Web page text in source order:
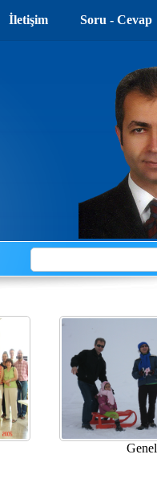
İletişim Soru - Cevap
Genel